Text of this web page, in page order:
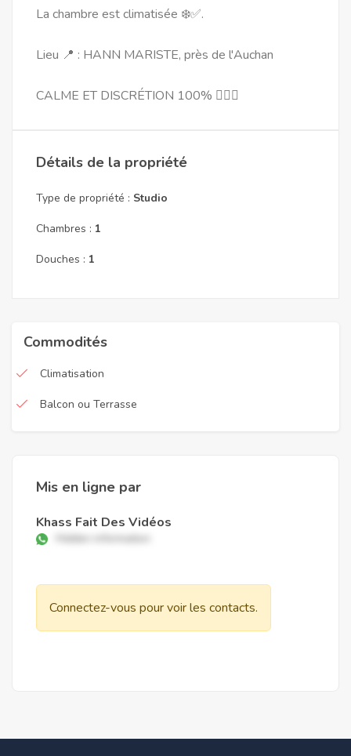
La chambre est climatisée ❄️✅.
Lieu 📍 : HANN MARISTE, près de l'Auchan
CALME ET DISCRÉTION 100% 👍🏽✨
Détails de la propriété
Type de propriété : Studio
Chambres : 1
Douches : 1
Commodités
Climatisation
Balcon ou Terrasse
Mis en ligne par
Khass Fait Des Vidéos
Hidden information
Connectez-vous pour voir les contacts.